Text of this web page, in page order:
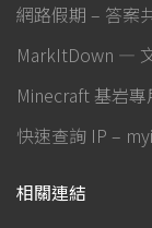
網路假期 – 答案
MarkItDown —
Minecraft 基岩
快速查詢 IP –
相關連結